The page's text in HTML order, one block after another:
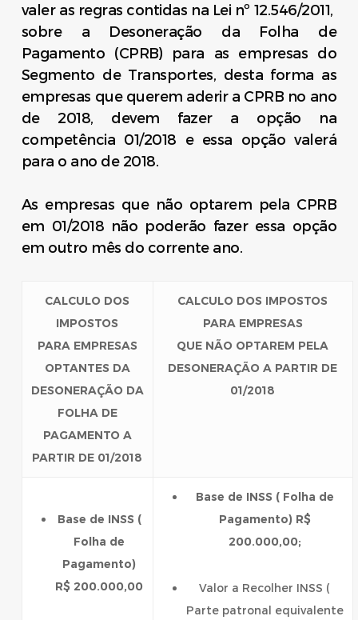
valer as regras contidas na Lei nº 12.546/2011,
sobre a Desoneração da Folha de
Pagamento (CPRB) para as empresas do
Segmento de Transportes, desta forma as
empresas que querem aderir a CPRB no ano
de 2018, devem fazer a opção na
competência 01/2018 e essa opção valerá
para o ano de 2018.
As empresas que não optarem pela CPRB
em 01/2018 não poderão fazer essa opção
em outro mês do corrente ano.
CALCULO DOS
IMPOSTOS
PARA EMPRESAS
OPTANTES DA
DESONERAÇÃO DA
FOLHA DE
PAGAMENTO A
PARTIR DE 01/2018
CALCULO DOS IMPOSTOS
PARA EMPRESAS
QUE NÃO OPTAREM PELA
DESONERAÇÃO A PARTIR DE
01/2018
Base de INSS (
Folha de
Pagamento)
R$ 200.000,00
Base de INSS ( Folha de
Pagamento) R$
200.000,00;
Valor a Recolher INSS (
Parte patronal equivalente